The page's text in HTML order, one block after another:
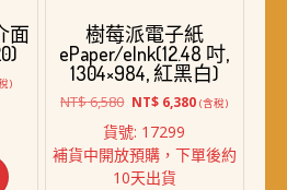
樹莓派電子紙
ePaper/eInk(12.48 吋,
1304×984, 紅黑白)
NT$6,580 原
價
格：
NT$ 6,580。
NT$ 6,380目
格：
(含稅)
貨號: 17299
補貨中開放預購，下單後約
10天出貨
面
398。
)